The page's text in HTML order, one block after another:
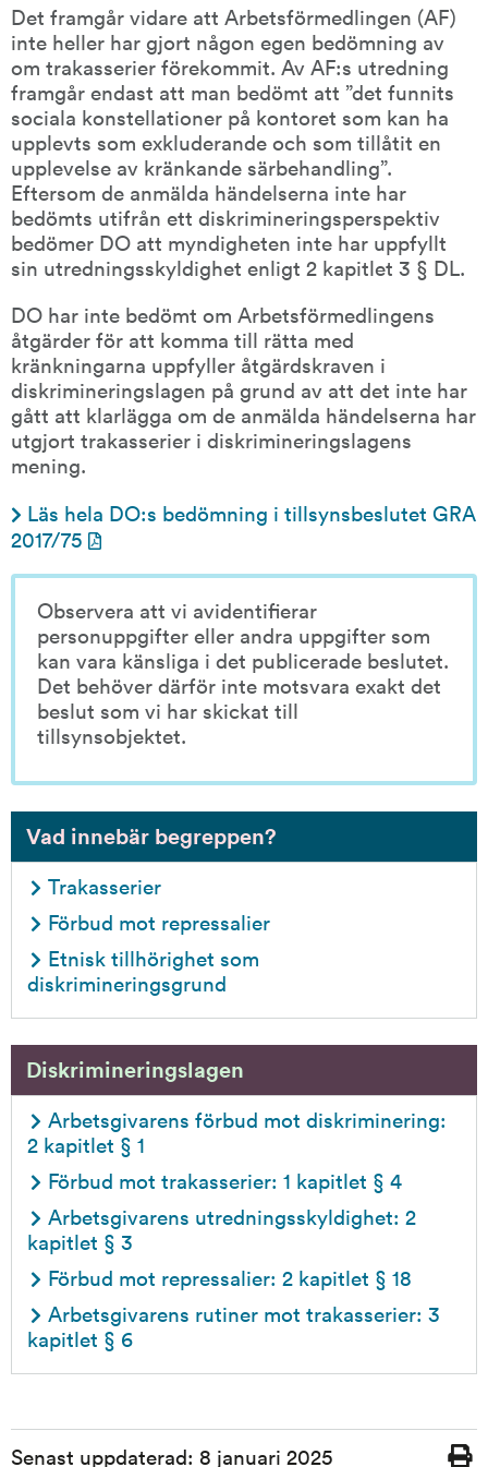
Det framgår vidare att Arbetsförmedlingen (AF)
inte heller har gjort någon egen bedömning av
om trakasserier förekommit. Av AF:s utredning
framgår endast att man bedömt att ”det funnits
sociala konstellationer på kontoret som kan ha
upplevts som exkluderande och som tillåtit en
upplevelse av kränkande särbehandling”.
Eftersom de anmälda händelserna inte har
bedömts utifrån ett diskrimineringsperspektiv
bedömer DO att myndigheten inte har uppfyllt
sin utredningsskyldighet enligt 2 kapitlet 3 § DL.
DO har inte bedömt om Arbetsförmedlingens
åtgärder för att komma till rätta med
kränkningarna uppfyller åtgärdskraven i
diskrimineringslagen på grund av att det inte har
gått att klarlägga om de anmälda händelserna har
utgjort trakasserier i diskrimineringslagens
mening.
Läs hela DO:s bedömning i tillsynsbeslutet GRA
2017/75pdf, 201 kB.
Observera att vi avidentifierar
personuppgifter eller andra uppgifter som
kan vara känsliga i det publicerade beslutet.
Det behöver därför inte motsvara exakt det
beslut som vi har skickat till
tillsynsobjektet.
Vad innebär begreppen?
Trakasserier
Förbud mot repressalier
Etnisk tillhörighet som
diskrimineringsgrund
Diskrimineringslagen
Arbetsgivarens förbud mot diskriminering:
2 kapitlet § 1
Förbud mot trakasserier: 1 kapitlet § 4
Arbetsgivarens utredningsskyldighet: 2
kapitlet § 3
Förbud mot repressalier: 2 kapitlet § 18
Arbetsgivarens rutiner mot trakasserier: 3
kapitlet § 6
Sidinformation
Senast uppdaterad: 8 januari 2025
Skriv